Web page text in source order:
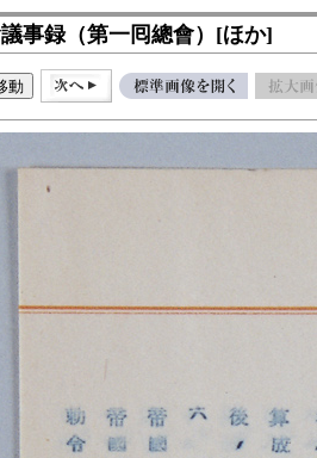
事録（第一囘總會）[ほか]